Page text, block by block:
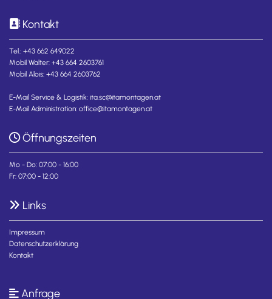
 Kontakt
Tel.: +43 662 649022
Mobil Walter: +43 664 2603761
Mobil Alois: +43 664 2603762
E-Mail Service & Logistik: ita.sc@itamontagen.at
E-Mail Administration: office@itamontagen.at
Öffnungszeiten
Mo - Do: 07:00 - 16:00
Fr: 07:00 - 12:00
 Links
Impressum
Datenschutzerklärung
Kontakt
 Anfrage